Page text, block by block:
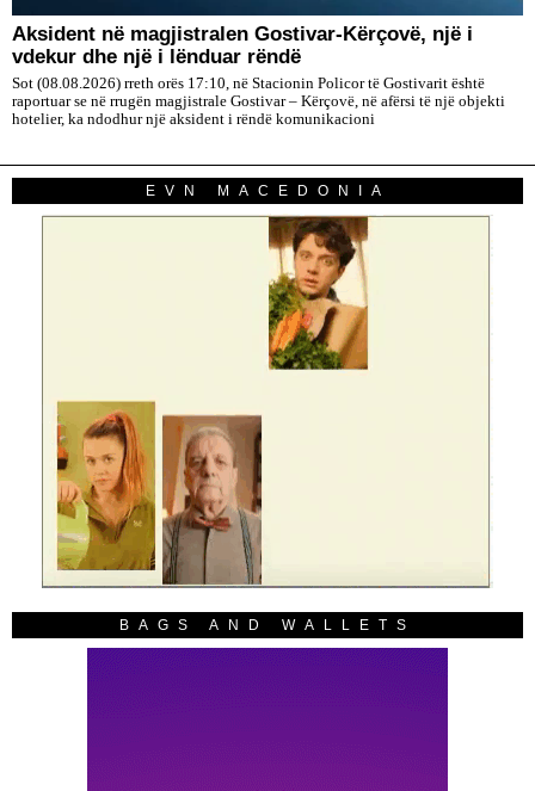
Aksident në magjistralen Gostivar-Kërçovë, një i
vdekur dhe një i lënduar rëndë
Sot (08.08.2026) rreth orës 17:10, në Stacionin Policor të Gostivarit është
raportuar se në rrugën magjistrale Gostivar – Kërçovë, në afërsi të një objekti
hotelier, ka ndodhur një aksident i rëndë komunikacioni
EVN MACEDONIA
BAGS AND WALLETS